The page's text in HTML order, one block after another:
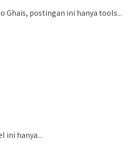
Ghais, postingan ini hanya tools...
ini hanya...